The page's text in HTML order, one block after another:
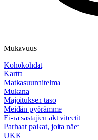
Mukavuus
Kohokohdat
Kartta
Matkasuunnitelma
Mukana
Majoituksen taso
Meidän pyörämme
Ei-ratsastajien aktiviteetit
Parhaat paikat, joita näet
UKK